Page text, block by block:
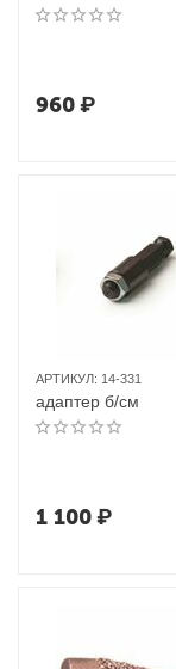
960₽
АРТИКУЛ: 14-331
адаптер б/см
1 100₽